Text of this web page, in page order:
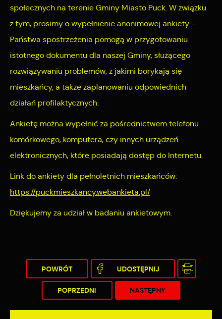
społecznych na terenie Gminy Miasto Puck. W związku
z tym, prosimy o wypełnienie anonimowej ankiety –
Państwa spostrzeżenia pomogą w przygotowaniu
istotnego dokumentu dla naszej Gminy, służącego
rozwiązywaniu problemów, z jakimi borykają się
mieszkańcy, a także zaplanowaniu odpowiednich
działań profilaktycznych.
Ankietę można wypełnić za pośrednictwem telefonu
komórkowego, komputera, czy innych urządzeń
elektronicznych, które posiadają dostęp do Internetu.
Link do ankiety dla pełnoletnich mieszkańców:
https://puckmieszkancy.webankieta.pl/
Dziękujemy za udział w badaniu ankietowym.
POWRÓT UDOSTĘPNIJ
POPRZEDNI NASTĘPNY
internetowych pod względem ich popularności wśród
użytkowników. Zgromadzone informacje są przetwarzane w
formie zanonimizowanej. Wyrażenie zgody na analityczne pliki
cookies gwarantuje dostępność wszystkich funkcjonalności.
najciekawsze informacje i aktualności na stronach naszych
partnerów.
Promocyjne pliki cookies służą do prezentowania Ci naszych
komunikatów na podstawie analizy Twoich upodobań oraz
Twoich zwyczajów dotyczących przeglądanej witryny
internetowej. Treści promocyjne mogą pojawić się na
partnerami oraz innych dostawców usług. Firmy te działają w
charakterze pośredników prezentujących nasze treści w
postaci wiadomości, ofert, komunikatów mediów